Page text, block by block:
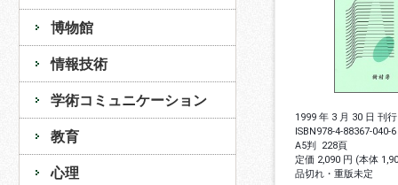
博物館
情報技術
学術コミュニケーション
教育
心理
1999 年 3 月 30 日 刊行
ISBN978-4-88367-040-6
A5判 228頁
定価 2,090 円 (本体
品切れ・重版未定